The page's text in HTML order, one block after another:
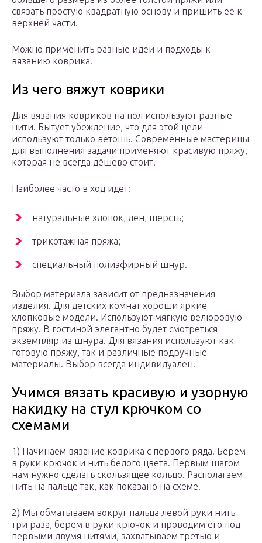
связать простую квадратную основу и пришить ее к
верхней части.
Можно применить разные идеи и подходы к
вязанию коврика.
Из чего вяжут коврики
Для вязания ковриков на пол используют разные
нити. Бытует убеждение, что для этой цели
используют только ветошь. Современные мастерицы
для выполнения задачи применяют красивую пряжу,
которая не всегда дёшево стоит.
Наиболее часто в ход идет:
натуральные хлопок, лен, шерсть;
трикотажная пряжа;
специальный полиэфирный шнур.
Выбор материала зависит от предназначения
изделия. Для детских комнат хороши яркие
хлопковые модели. Используют мягкую велюровую
пряжу. В гостиной элегантно будет смотреться
экземпляр из шнура. Для вязания используют как
готовую пряжу, так и различные подручные
материалы. Выбор всегда индивидуален.
Учимся вязать красивую и узорную
накидку на стул крючком со
схемами
1) Начинаем вязание коврика с первого ряда. Берем
в руки крючок и нить белого цвета. Первым шагом
нам нужно сделать скользящее кольцо. Располагаем
нить на пальце так, как показано на схеме.
2) Мы обматываем вокруг пальца левой руки нить
три раза, берем в руки крючок и проводим его под
первыми двумя нитями, захватываем третью и